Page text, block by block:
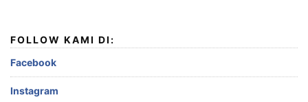
FOLLOW KAMI DI:
Facebook
Instagram